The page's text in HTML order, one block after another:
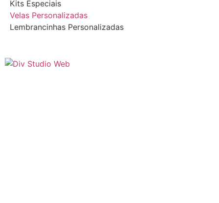
Kits Especiais
Velas Personalizadas
Lembrancinhas Personalizadas